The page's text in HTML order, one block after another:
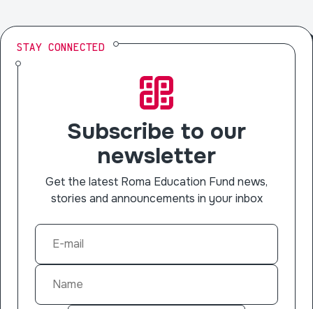
STAY CONNECTED
Subscribe to our
newsletter
Get the latest Roma Education Fund news,
stories and announcements in your inbox